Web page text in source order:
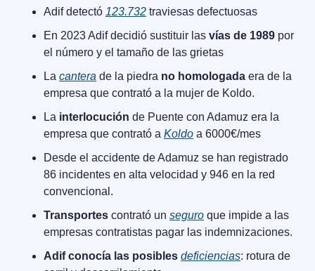
Adif detectó 123.732 traviesas defectuosas
En 2023 Adif decidió sustituir las vías de 1989 por
el número y el tamaño de las grietas
La cantera de la piedra no homologada era de la
empresa que contrató a la mujer de Koldo.
La interlocución de Puente con Adamuz era la
empresa que contrató a Koldo a 6000€/mes
Desde el accidente de Adamuz se han registrado
86 incidentes en alta velocidad y 946 en la red
convencional.
Transportes contrató un seguro que impide a las
empresas contratistas pagar las indemnizaciones.
Adif conocía las posibles deficiencias: rotura de